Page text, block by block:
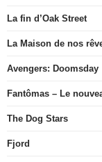
La fin d’Oak Street
La Maison de nos
Avengers: Doomsday
Fantômas – Le
The Dog Stars
Fjord